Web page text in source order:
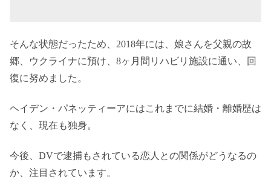
そんな状態だったため、2018年には、娘さんを父親の故
郷、ウクライナに預け、8ヶ月間リハビリ施設に通い、回
復に努めました。
ヘイデン・パネッティーアにはこれまでに結婚・離婚歴は
なく、現在も独身。
今後、DVで逮捕もされている恋人との関係がどうなるの
か、注目されています。